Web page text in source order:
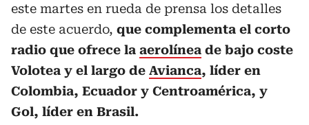
este martes en rueda de prensa los detalles
de este acuerdo, que complementa el corto
radio que ofrece la aerolínea de bajo coste
Volotea y el largo de Avianca, líder en
Colombia, Ecuador y Centroamérica, y
Gol, líder en Brasil.